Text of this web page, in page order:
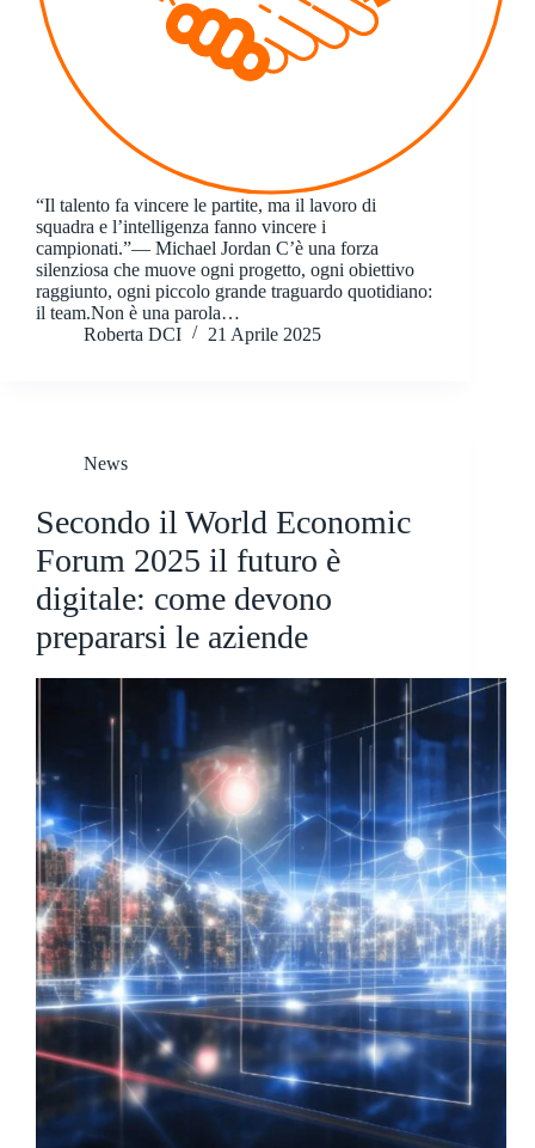
“Il talento fa vincere le partite, ma il lavoro di
squadra e l’intelligenza fanno vincere i
campionati.”— Michael Jordan C’è una forza
silenziosa che muove ogni progetto, ogni obiettivo
raggiunto, ogni piccolo grande traguardo quotidiano:
il team.Non è una parola…
Roberta DCI
21 Aprile 2025
News
Secondo il World Economic
Forum 2025 il futuro è
digitale: come devono
prepararsi le aziende